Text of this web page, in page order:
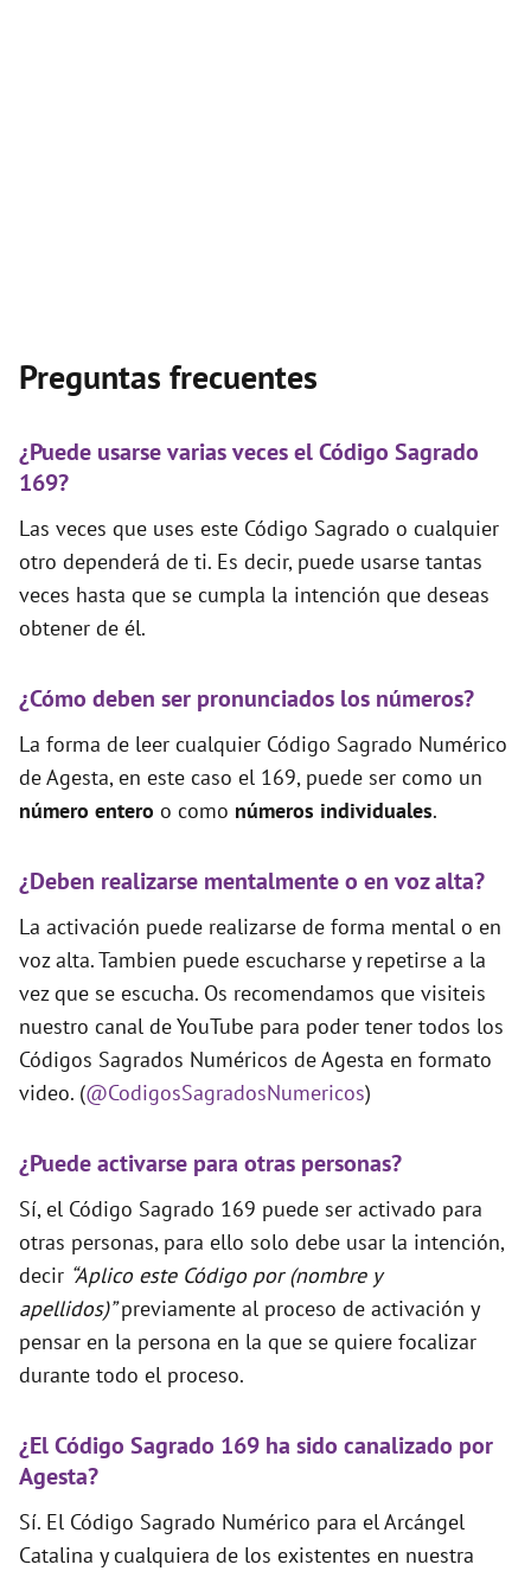
Preguntas frecuentes
¿Puede usarse varias veces el Código Sagrado
169?
Las veces que uses este Código Sagrado o cualquier
otro dependerá de ti. Es decir, puede usarse tantas
veces hasta que se cumpla la intención que deseas
obtener de él.
¿Cómo deben ser pronunciados los números?
La forma de leer cualquier Código Sagrado Numérico
de Agesta, en este caso el 169, puede ser como un
número entero o como números individuales.
¿Deben realizarse mentalmente o en voz alta?
La activación puede realizarse de forma mental o en
voz alta. Tambien puede escucharse y repetirse a la
vez que se escucha. Os recomendamos que visiteis
nuestro canal de YouTube para poder tener todos los
Códigos Sagrados Numéricos de Agesta en formato
video. (@CodigosSagradosNumericos)
¿Puede activarse para otras personas?
Sí, el Código Sagrado 169 puede ser activado para
otras personas, para ello solo debe usar la intención,
decir “Aplico este Código por (nombre y
apellidos)”previamente al proceso de activación y
pensar en la persona en la que se quiere focalizar
durante todo el proceso.
¿El Código Sagrado 169 ha sido canalizado por
Agesta?
Sí. El Código Sagrado Numérico para el Arcángel
Catalina y cualquiera de los existentes en nuestra